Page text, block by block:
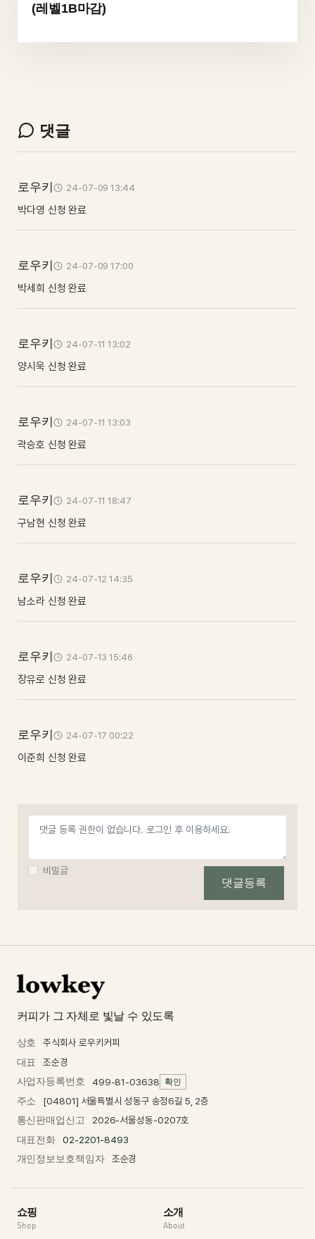
(레벨1B마감)
댓글
로우키 24-07-09 13:44
박다영 신청 완료
로우키 24-07-09 17:00
박세희 신청 완료
로우키 24-07-11 13:02
양시욱 신청 완료
로우키 24-07-11 13:03
곽승호 신청 완료
로우키 24-07-11 18:47
구남현 신청 완료
로우키 24-07-12 14:35
남소라 신청 완료
로우키 24-07-13 15:46
장유로 신청 완료
로우키 24-07-17 00:22
이준희 신청 완료
비밀글
댓글등록
커피가 그 자체로 빛날 수 있도록
상호
주식회사 로우키커피
대표
조순경
사업자등록번호
499-81-03638 확인
주소
[04801] 서울특별시 성동구 송정6길 5, 2층
통신판매업신고
2026-서울성동-0207호
대표전화
02-2201-8493
개인정보보호책임자
조순경
쇼핑
Shop
소개
About